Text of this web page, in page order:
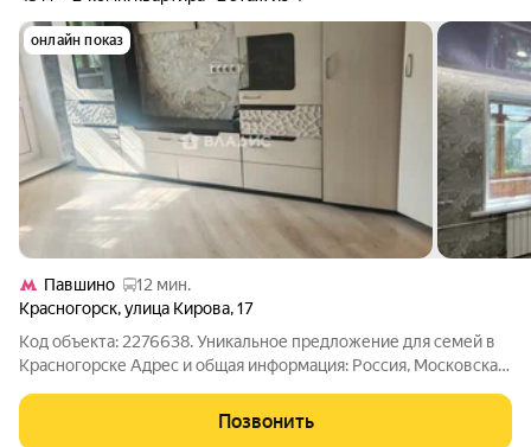
онлайн показ
Павшино
12 мин.
Красногорск,улица Кирова,17
Код объекта: 2276638. Уникальное предложение для семей в
Красногорске Адрес и общая информация: Россия, Московская
на втором этаже пятиэтажного кирпичного дома 1962 года
постройки. Высота
Позвонить